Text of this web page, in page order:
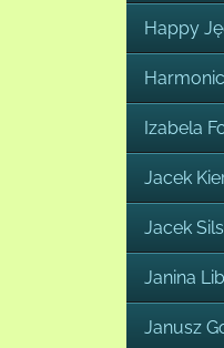
Happy
Harmonic
Izabela
Jacek
Jacek
Janina
Janusz